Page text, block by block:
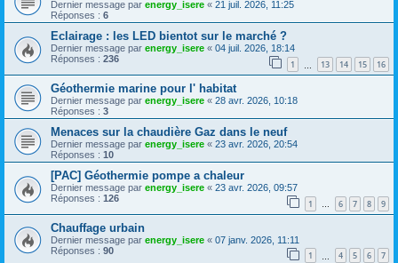
Dernier message par energy_isere « 21 juil. 2026, 11:25
Réponses : 6
Eclairage : les LED bientot sur le marché ?
Dernier message par energy_isere « 04 juil. 2026, 18:14
Réponses : 236 1 13 14 15 16
Géothermie marine pour l' habitat
Dernier message par energy_isere « 28 avr. 2026, 10:18
Réponses : 3
Menaces sur la chaudière Gaz dans le neuf
Dernier message par energy_isere « 23 avr. 2026, 20:54
Réponses : 10
[PAC] Géothermie pompe a chaleur
Dernier message par energy_isere « 23 avr. 2026, 09:57
Réponses : 126 1 … 6 7 8 9
Chauffage urbain
Dernier message par energy_isere « 07 janv. 2026, 11:11
Réponses : 90 1 4 5 6 7